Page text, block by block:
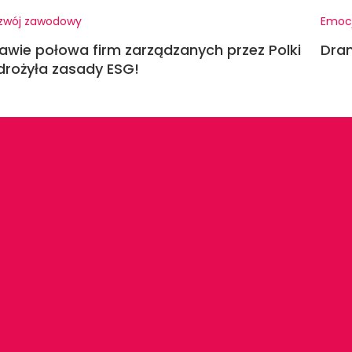
zawodowy
połowa firm zarządzanych przez Polki
zasady ESG!